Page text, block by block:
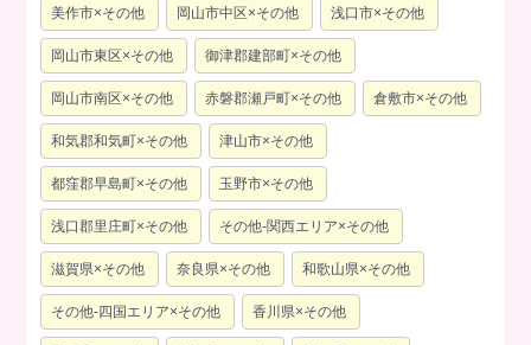
美作市×その他 岡山市中区×その他 浅口市×その他
岡山市東区×その他 御津郡建部町×その他
岡山市南区×その他 赤磐郡瀬戸町×その他 倉敷市×その他
和気郡和気町×その他 津山市×その他
都窪郡早島町×その他 玉野市×その他
浅口郡里庄町×その他 その他-関西エリア×その他
滋賀県×その他 奈良県×その他 和歌山県×その他
その他-四国エリア×その他 香川県×その他